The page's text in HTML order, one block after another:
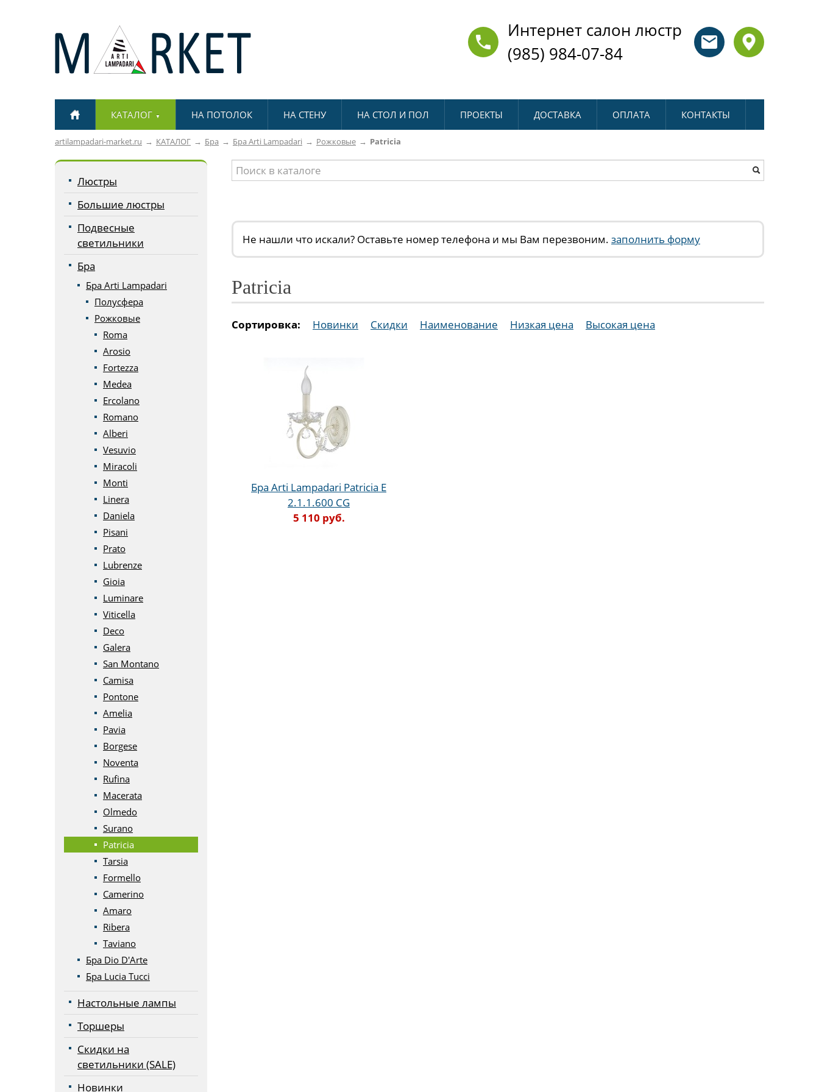
Интернет салон люстр
(985) 984-07-84
КАТАЛОГ ▼ НА ПОТОЛОК НА СТЕНУ НА СТОЛ И ПОЛ ПРОЕКТЫ ДОСТАВКА ОПЛАТА КОНТАКТЫ
artilampadari-market.ru КАТАЛОГ Бра Бра Arti Lampadari Рожковые Patricia
Люстры
Большие люстры
Подвесные
светильники
Бра
Бра Arti Lampadari
Полусфера
Рожковые
Roma
Arosio
Fortezza
Medea
Ercolano
Romano
Alberi
Vesuvio
Miracoli
Monti
Linera
Daniela
Pisani
Prato
Lubrenze
Gioia
Luminare
Viticella
Deco
Galera
San Montano
Camisa
Pontone
Amelia
Pavia
Borgese
Noventa
Rufina
Macerata
Olmedo
Surano
Patricia
Tarsia
Formello
Camerino
Amaro
Ribera
Taviano
Бра Dio D'Arte
Бра Lucia Tucci
Настольные лампы
Торшеры
Скидки на
светильники (SALE)
Новинки
Не нашли что искали? Оставьте номер телефона и мы Вам перезвоним. заполнить форму
Patricia
Сортировка: Новинки Скидки Наименование Низкая цена Высокая цена
Бра Arti Lampadari Patricia E
2.1.1.600 CG
5 110 руб.